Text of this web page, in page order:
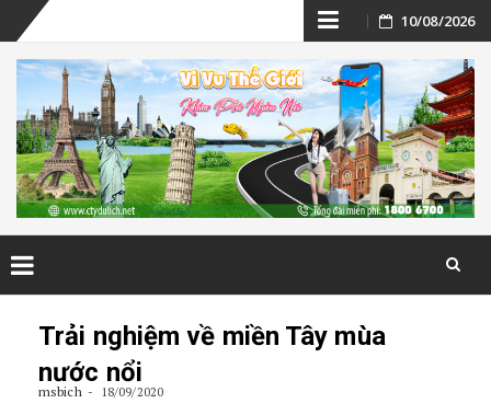
Skip
to
content
10/08/2026
Trải nghiệm về miền Tây mùa
nước nổi
msbich 18/09/2020